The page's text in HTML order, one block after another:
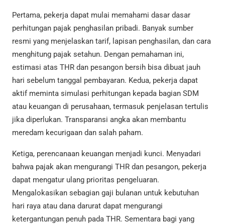
Pertama, pekerja dapat mulai memahami dasar dasar
perhitungan pajak penghasilan pribadi. Banyak sumber
resmi yang menjelaskan tarif, lapisan penghasilan, dan cara
menghitung pajak setahun. Dengan pemahaman ini,
estimasi atas THR dan pesangon bersih bisa dibuat jauh
hari sebelum tanggal pembayaran. Kedua, pekerja dapat
aktif meminta simulasi perhitungan kepada bagian SDM
atau keuangan di perusahaan, termasuk penjelasan tertulis
jika diperlukan. Transparansi angka akan membantu
meredam kecurigaan dan salah paham.
Ketiga, perencanaan keuangan menjadi kunci. Menyadari
bahwa pajak akan mengurangi THR dan pesangon, pekerja
dapat mengatur ulang prioritas pengeluaran.
Mengalokasikan sebagian gaji bulanan untuk kebutuhan
hari raya atau dana darurat dapat mengurangi
ketergantungan penuh pada THR. Sementara bagi yang